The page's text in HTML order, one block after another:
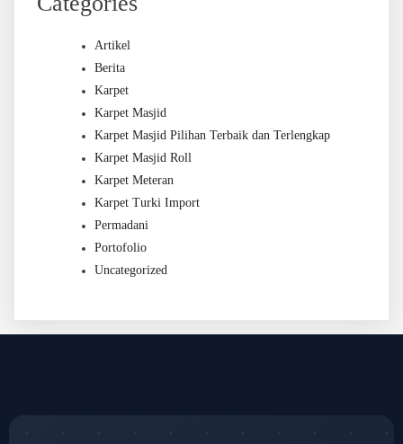
Artikel
Berita
Karpet
Karpet Masjid
Karpet Masjid Pilihan Terbaik dan Terlengkap
Karpet Masjid Roll
Karpet Meteran
Karpet Turki Import
Permadani
Portofolio
Uncategorized